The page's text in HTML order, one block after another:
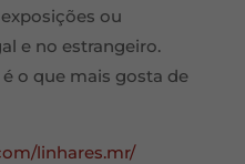
ou
e no estrangeiro.
o que mais gosta de
linhares.mr/